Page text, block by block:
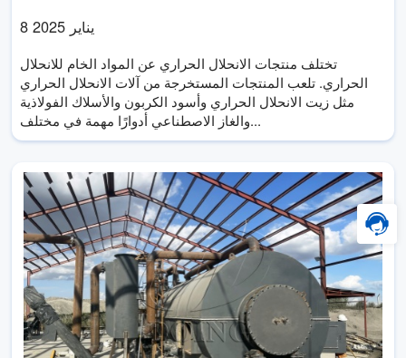
تختلف منتجات الانحلال الحراري عن المواد الخام للانحلال
الحراري. تلعب المنتجات المستخرجة من آلات الانحلال الحراري
مثل زيت الانحلال الحراري وأسود الكربون والأسلاك الفولاذية
والغاز الاصطناعي أدوارًا مهمة في مختلف...